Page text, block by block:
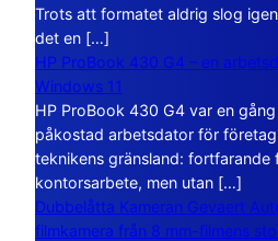
Trots att formatet aldrig slog
det en […]
HP ProBook 430 G4 – en
Windows 11
HP ProBook 430 G4 var en
påkostad arbetsdator för
teknikens gränsland: fortfarande
kontorsarbete, men utan […]
Dubbelåtta Kameran Gevaert
filmkamera från 8 mm-filmens